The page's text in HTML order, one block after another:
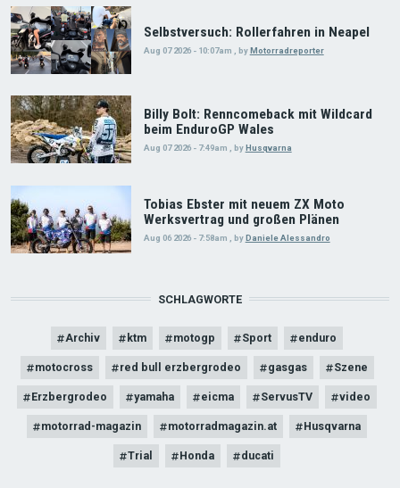
Selbstversuch: Rollerfahren in Neapel
Aug 07 2026 - 10:07am byMotorradreporter
Billy Bolt: Renncomeback mit Wildcard
beim EnduroGP Wales
Aug 07 2026 - 7:49am , byHusqvarna
Tobias Ebster mit neuem ZX Moto
Werksvertrag und großen Plänen
Aug 06 2026 - 7:58am byDaniele Alessandro
SCHLAGWORTE
Archiv ktm motogp Sport enduro
motocross red bull erzbergrodeo gasgas Szene
Erzbergrodeo yamaha eicma ServusTV video
motorrad-magazin motorradmagazin.at Husqvarna
Trial Honda ducati